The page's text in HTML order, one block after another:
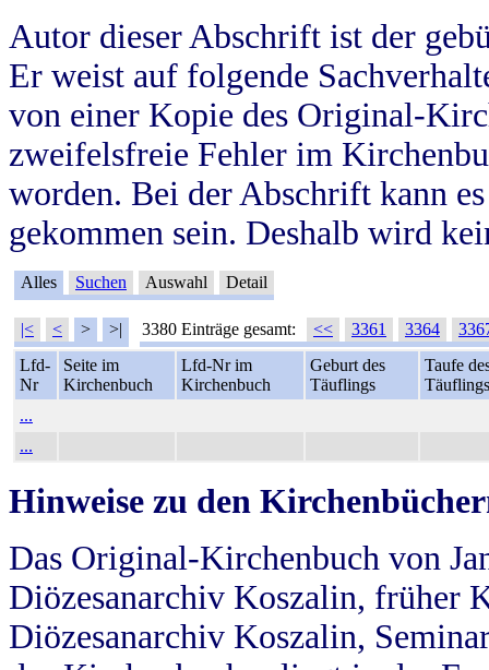
Autor dieser Abschrift ist der
Er weist auf folgende
von einer Kopie des Original-
zweifelsfreie Fehler im
worden. Bei der Abschrift kann
gekommen sein. Deshalb wird
Alles Suchen Auswahl Detail
|< < > >| 3380 Einträge gesamt: << 3361 3364
Lfd-
Nr
Seite im
Kirchenbuch
Lfd-Nr im
Kirchenbuch
Geburt des
Täuflings
Taufe
Täuflings
...
...
Hinweise zu den
Das Original-Kirchenbuch von
Diözesanarchiv Koszalin, früher
Diözesanarchiv Koszalin,